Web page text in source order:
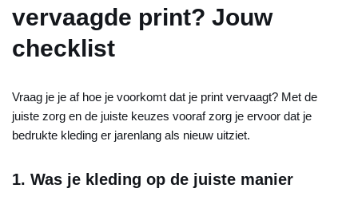
vervaagde print? Jouw
checklist
Vraag je je af hoe je voorkomt dat je print vervaagt? Met de
juiste zorg en de juiste keuzes vooraf zorg je ervoor dat je
bedrukte kleding er jarenlang als nieuw uitziet.
1. Was je kleding op de juiste manier